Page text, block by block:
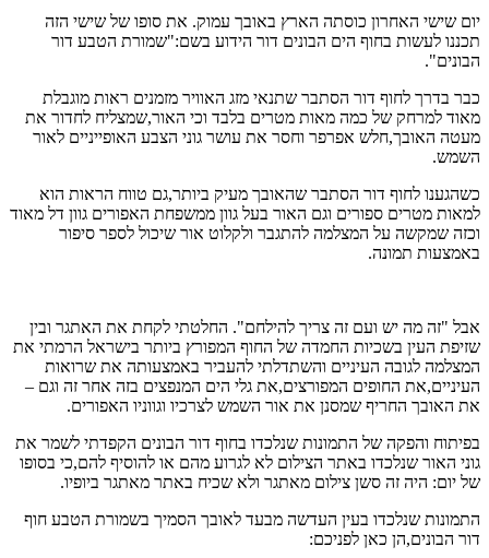
יום שישי האחרון כוסתה הארץ באובך עמוק. את סופו של שישי הזה
תכננו לעשות בחוף הים הבונים דור הידוע בשם:"שמורת הטבע דור
הבונים".
כבר בדרך לחוף דור הסתבר שתנאי מזג האוויר מזמנים ראות מוגבלת
מאוד למרחק של כמה מאות מטרים בלבד וכי האור,שמצליח לחדור את
מעטה האובך,חלש אפרפר וחסר את עושר גוני הצבע האופייניים לאור
השמש.
כשהגענו לחוף דור הסתבר שהאובך מעיק ביותר,גם טווח הראות הוא
למאות מטרים ספורים וגם האור בעל גוון ממשפחת האפורים גוון דל מאוד
וכזה שמקשה על המצלמה להתגבר ולקלוט אור שיכול לספר סיפור
באמצעות תמונה.
אבל "זה מה יש ועם זה צריך להילחם". החלטתי לקחת את האתגר ובין
שזיפת העין בשכיות החמדה של החוף המפורץ ביותר בישראל הרמתי את
המצלמה לגובה העיניים והשתדלתי להעביר באמצעותה את שרואות
העיניים,את החופים המפורצים,את גלי הים המנפצים בזה אחר זה וגם –
את האובך החריף שמסנן את אור השמש לצרכיו וגווניו האפורים.
בפיתוח והפקה של התמונות שנלכדו בחוף דור הבונים הקפדתי לשמר את
גוני האור שנלכדו באתר הצילום לא לגרוע מהם או להוסיף להם,כי בסופו
של יום: היה זה סשן צילום מאתגר ולא שכיח באתר מאתגר ביופיו.
התמונות שנלכדו בעין העדשה מבעד לאובך הסמיך בשמורת הטבע חוף
דור הבונים,הן כאן לפניכם: